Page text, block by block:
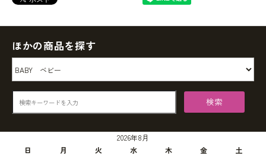
ほかの商品を探す
検索
2026年8月
日
月 火 水 木 金
土